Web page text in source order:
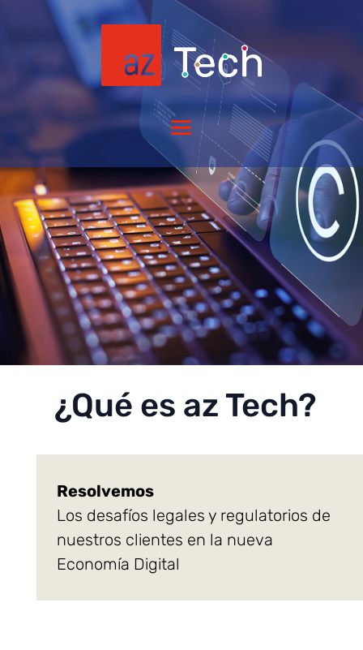
¿Qué es az Tech?
Resolvemos
Los desafíos legales y regulatorios de
nuestros clientes en la nueva
Economía Digital